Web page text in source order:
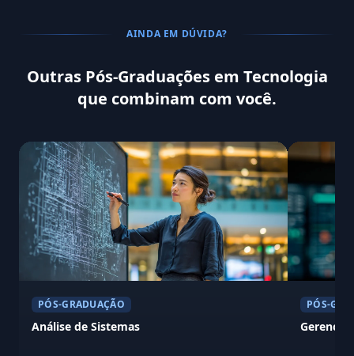
AINDA EM DÚVIDA?
Outras Pós-Graduações em Tecnologia
que combinam com você.
PÓS-GRADUAÇÃO
Análise de Sistemas
PÓS-